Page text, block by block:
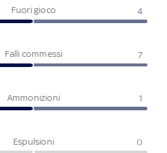
Fuori gioco 4
Falli commessi 7
Ammonizioni 1
Espulsioni 0